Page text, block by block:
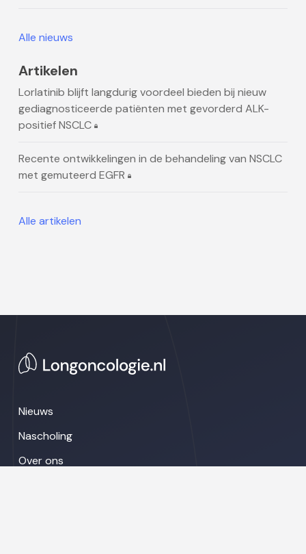
Alle nieuws
Artikelen
Lorlatinib blijft langdurig voordeel bieden bij nieuw
gediagnosticeerde patiënten met gevorderd ALK-
positief NSCLC
Recente ontwikkelingen in de behandeling van NSCLC
met gemuteerd EGFR
Alle artikelen
Nieuws
Nascholing
Over ons